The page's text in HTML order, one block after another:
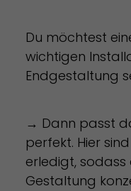
Du möchtest
wichtigen
Endgestaltung
→ Dann passt
perfekt. Hier
erledigt,
Gestaltung